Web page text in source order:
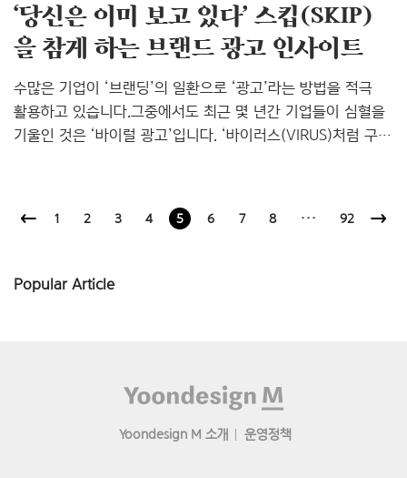
‘당신은 이미 보고 있다’ 스킵(SKIP)
을 참게 하는 브랜드 광고 인사이트
수많은 기업이 ‘브랜딩’의 일환으로 ‘광고’라는 방법을 적극
활용하고 있습니다.그중에서도 최근 몇 년간 기업들이 심혈을
기울인 것은 ‘바이럴 광고’입니다. ‘바이러스(VIRUS)처럼 구전
콘텐츠 소비 트렌드, 그리고 공유하고자 하는 사람들의 기본
심리를 잘 파악한 마케팅 기법입니다. 이목을 끄는(웃기거나,
슬쩍 끼워 넣습니다. 그리고 유튜브와 같은 동영상 스트리밍
1 2 3 4 5 6 7 8 ··· 92
Popular Article
Yoondesign M 소개 운영정책